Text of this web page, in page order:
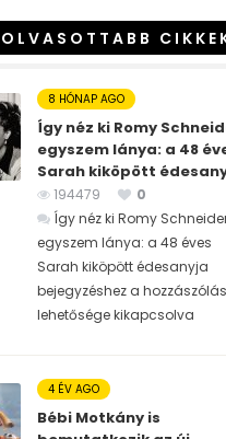
8 HÓNAP AGO
Így néz ki Romy
egyszem lánya: a 48
Sarah kiköpött
194479
0
Így néz ki Romy
egyszem lánya: a 48 éves
Sarah kiköpött édesanyja
bejegyzéshez a
lehetősége kikapcsolva
4 ÉV AGO
Bébi Motkány is